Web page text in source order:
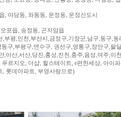
, 야당동, 와동동, 운정동, 운정신도시
포읍, 송정동, 곤지암읍
부평,인천,부산시,금정구,기장군,남구,동구,
구,부평구,연수구, 권선구,영통구,장안구,팔
,아산,서산,당진,홍성,진천,충주,음성,여주,이
르지오, 더샵, 힐스테이트, e편한세상, 아이
, 롯데아파트, 부영사랑으로)